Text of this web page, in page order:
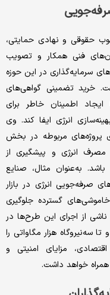
حقوقی و نهادی حمایتی،
فنی همکار و تصویب
سرمایه‌گذاری در این حوزه
خرید تضمینی گواهی‌‌‌های
اطمینان خاطر برای
انرژی ایفا کند. وی
پروژه‌‌‌های مربوطه در بخش
انرژی و پیشگیری از
به‌عنوان مثال، صنایع
صرفه‌‌‌جویی انرژی در بازار
گسترده جلوگیری
از اجرای این طرح‌‌‌ها در
سه‌نیروگاه هزار مگاواتی را
مزایای امنیتی و
خواهد داشت.